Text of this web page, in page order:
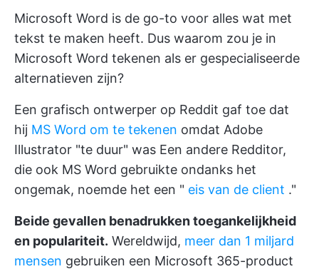
Microsoft Word is de go-to voor alles wat met
tekst te maken heeft. Dus waarom zou je in
Microsoft Word tekenen als er gespecialiseerde
alternatieven zijn?
Een grafisch ontwerper op Reddit gaf toe dat
hij MS Word om te tekenen omdat Adobe
Illustrator "te duur" was Een andere Redditor,
die ook MS Word gebruikte ondanks het
ongemak, noemde het een " eis van de client ."
Beide gevallen benadrukken toegankelijkheid
en populariteit. Wereldwijd, meer dan 1 miljard
mensen gebruiken een Microsoft 365-product